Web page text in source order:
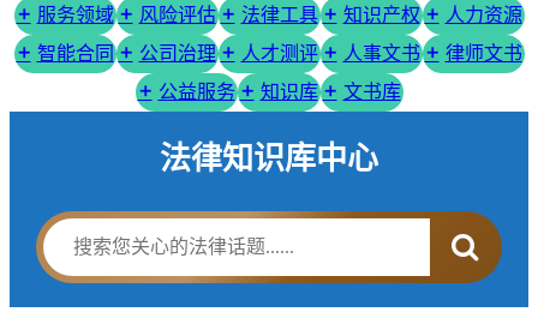
服务领域 风险评估 法律工具 知识产权
人力资源
智能合同
公司治理 人才测评 人事文书
律师文书
公益服务
知识库 文书库
法律知识库中心